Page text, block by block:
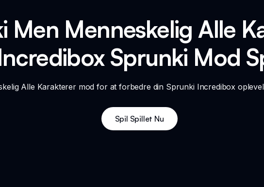
Men Menneskelig Alle
Sprunki Mod
Alle Karakterer mod for at forbedre din Sprunki Incredibox
Spil Spillet Nu